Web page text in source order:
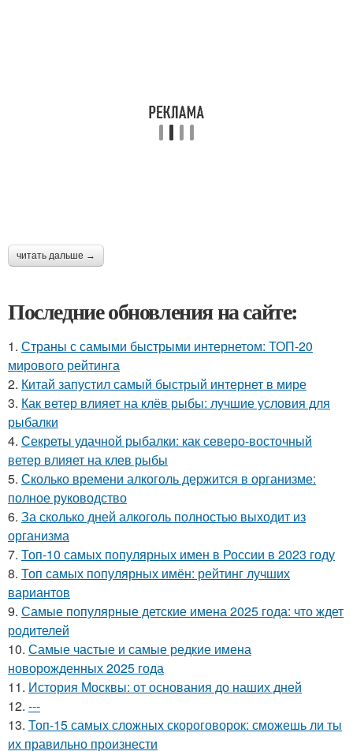
читать дальше →
Последние обновления на сайте:
1. Страны с самыми быстрыми интернетом: ТОП-20
мирового рейтинга
2. Китай запустил самый быстрый интернет в мире
3. Как ветер влияет на клёв рыбы: лучшие условия для
рыбалки
4. Секреты удачной рыбалки: как северо-восточный
ветер влияет на клев рыбы
5. Сколько времени алкоголь держится в организме:
полное руководство
6. За сколько дней алкоголь полностью выходит из
организма
7. Топ-10 самых популярных имен в России в 2023 году
8. Топ самых популярных имён: рейтинг лучших
вариантов
9. Самые популярные детские имена 2025 года: что ждет
родителей
10. Самые частые и самые редкие имена
новорожденных 2025 года
11. История Москвы: от основания до наших дней
12. ---
13. Топ-15 самых сложных скороговорок: сможешь ли ты
их правильно произнести